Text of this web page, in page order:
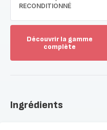
RECONDITIONNÉ
Découvrir la gamme
complète
gamme
Ingrédients